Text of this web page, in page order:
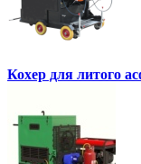
Кохер для литого